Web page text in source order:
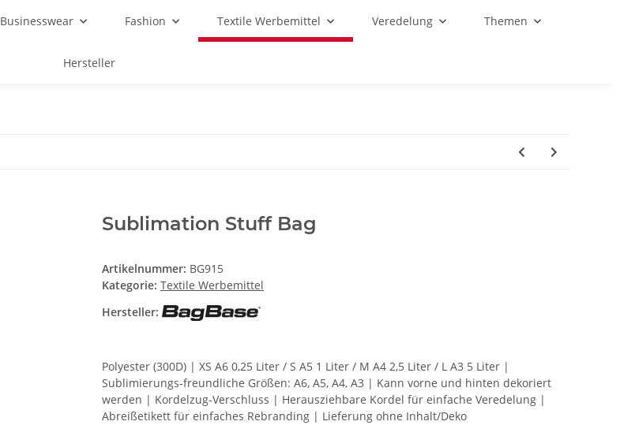
Businesswear Fashion Textile Werbemittel Veredelung Themen
Hersteller
Sublimation Stuff Bag
Artikelnummer: BG915
Kategorie: Textile Werbemittel
Hersteller:
Polyester (300D) | XS A6 0,25 Liter / S A5 1 Liter / M A4 2,5 Liter / L A3 5 Liter |
Sublimierungs-freundliche Größen: A6, A5, A4, A3 | Kann vorne und hinten dekoriert
werden | Kordelzug-Verschluss | Herausziehbare Kordel für einfache Veredelung |
Abreißetikett für einfaches Rebranding | Lieferung ohne Inhalt/Deko